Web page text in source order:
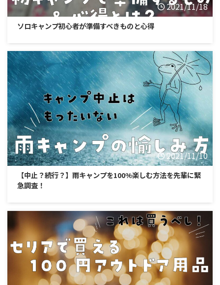
2021/11/18
ソロキャンプ初心者が準備すべきものと心得
2021/11/10
【中止？続行？】雨キャンプを100%楽しむ方法を先輩に緊
急調査！